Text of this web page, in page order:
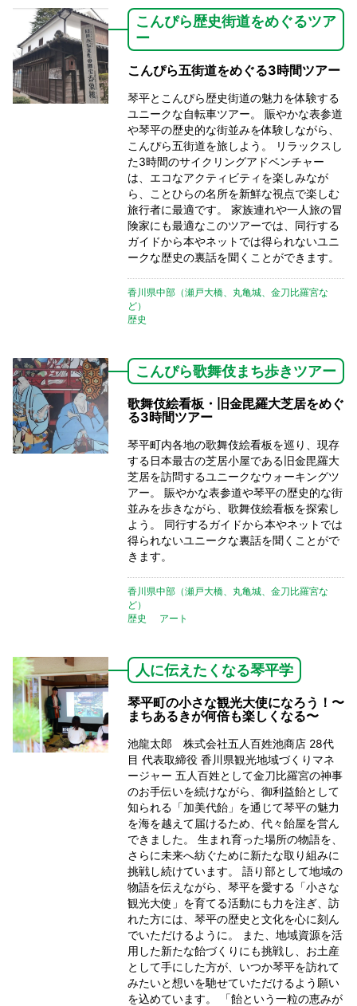
こんぴら歴史街道をめぐるツア
ー
こんぴら五街道をめぐる3時間ツアー
琴平とこんぴら歴史街道の魅力を体験する
ユニークな自転車ツアー。 賑やかな表参道
や琴平の歴史的な街並みを体験しながら、
こんぴら五街道を旅しよう。 リラックスし
た3時間のサイクリングアドベンチャー
は、エコなアクティビティを楽しみなが
ら、ことひらの名所を新鮮な視点で楽しむ
旅行者に最適です。 家族連れや一人旅の冒
険家にも最適なこのツアーでは、同行する
ガイドから本やネットでは得られないユニ
ークな歴史の裏話を聞くことができます。
香川県中部（瀬戸大橋、丸亀城、金刀比羅宮な
ど）
歴史
こんぴら歌舞伎まち歩きツアー
歌舞伎絵看板・旧金毘羅大芝居をめぐ
る3時間ツアー
琴平町内各地の歌舞伎絵看板を巡り、現存
する日本最古の芝居小屋である旧金毘羅大
芝居を訪問するユニークなウォーキングツ
アー。 賑やかな表参道や琴平の歴史的な街
並みを歩きながら、歌舞伎絵看板を探索し
よう。 同行するガイドから本やネットでは
得られないユニークな裏話を聞くことがで
きます。
香川県中部（瀬戸大橋、丸亀城、金刀比羅宮な
ど）
歴史
アート
人に伝えたくなる琴平学
琴平町の小さな観光大使になろう！〜
まちあるきが何倍も楽しくなる〜
池龍太郎 株式会社五人百姓池商店 28代
目 代表取締役 香川県観光地域づくりマネ
ージャー 五人百姓として金刀比羅宮の神事
のお手伝いを続けながら、御利益飴として
知られる「加美代飴」を通じて琴平の魅力
を海を越えて届けるため、代々飴屋を営ん
できました。 生まれ育った場所の物語を、
さらに未来へ紡ぐために新たな取り組みに
挑戦し続けています。 語り部として地域の
物語を伝えながら、琴平を愛する「小さな
観光大使」を育てる活動にも力を注ぎ、訪
れた方には、琴平の歴史と文化を心に刻ん
でいただけるように。 また、地域資源を活
用した新たな飴づくりにも挑戦し、お土産
として手にした方が、いつか琴平を訪れて
みたいと想いを馳せていただけるよう願い
を込めています。 「飴という一粒の恵みが